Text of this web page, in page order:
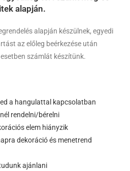
alapján.
alapján készülnek, egyedi
az előleg beérkezése után
számlát készítünk.
a hangulattal kapcsolatban
rendelni/bérelni
elem hiányzik
dekoráció és menetrend
ajánlani